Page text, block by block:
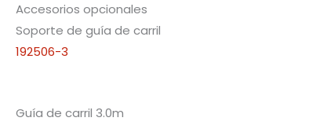
Accesorios opcionales
Soporte de guía de carril
192506-3
Guía de carril 3.0m